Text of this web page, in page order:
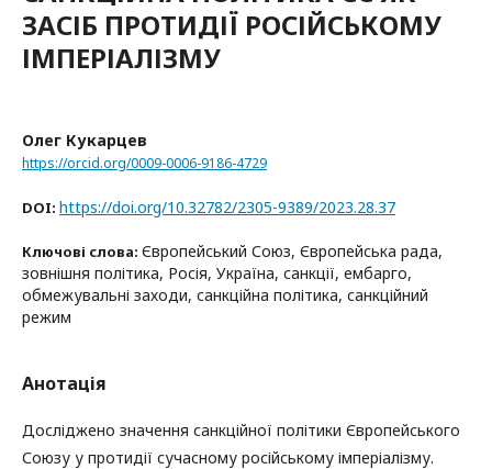
ЗАСІБ ПРОТИДІЇ РОСІЙСЬКОМУ
ІМПЕРІАЛІЗМУ
Олег Кукарцев
https://orcid.org/0009-0006-9186-4729
DOI: https://doi.org/10.32782/2305-9389/2023.28.37
Ключові слова: Європейський Союз, Європейська рада,
зовнішня політика, Росія, Україна, санкції, ембарго,
обмежувальні заходи, санкційна політика, санкційний
режим
Анотація
Досліджено значення санкційної політики Європейського
Союзу у протидії сучасному російському імперіалізму.